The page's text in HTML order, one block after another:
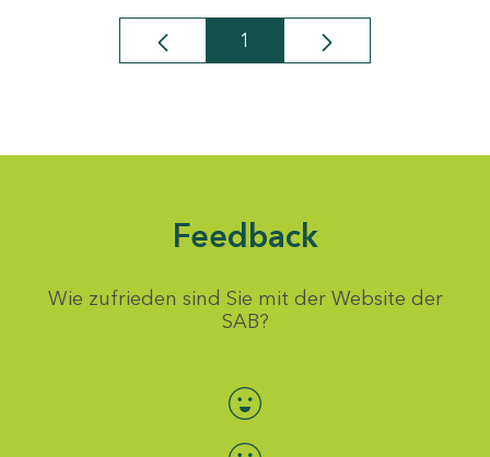
Seite
1
Feedback
Wie zufrieden sind Sie mit der Website der
SAB?
Bewertung auswählen